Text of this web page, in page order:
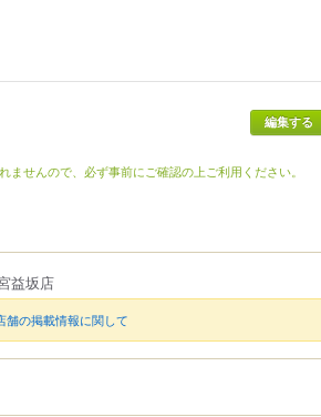
編集する
せんので、必ず事前にご確認の上ご利用ください。
益坂店
舗の掲載情報に関して